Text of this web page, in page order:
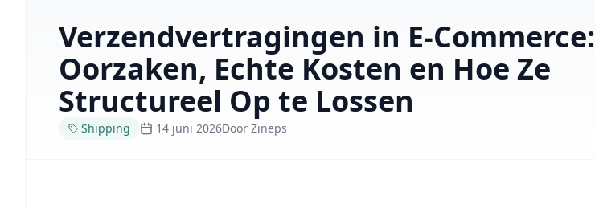
Verzendvertragingen in E-Commerce:
Oorzaken, Echte Kosten en Hoe Ze
Structureel Op te Lossen
Shipping 14 juni 2026Door Zineps